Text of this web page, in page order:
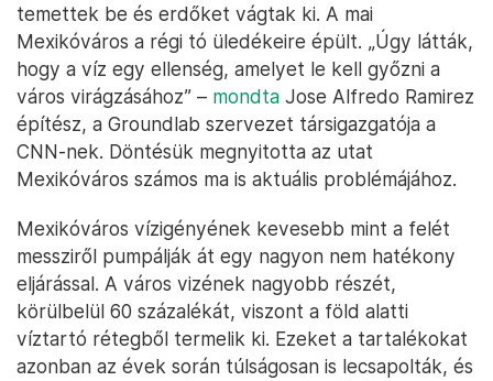
temettek be és erdőket vágtak ki. A mai
Mexikóváros a régi tó üledékeire épült. „Úgy látták,
hogy a víz egy ellenség, amelyet le kell győzni a
város virágzásához” – mondta Jose Alfredo Ramirez
építész, a Groundlab szervezet társigazgatója a
CNN-nek. Döntésük megnyitotta az utat
Mexikóváros számos ma is aktuális problémájához.
Mexikóváros vízigényének kevesebb mint a felét
messziről pumpálják át egy nagyon nem hatékony
eljárással. A város vizének nagyobb részét,
körülbelül 60 százalékát, viszont a föld alatti
víztartó rétegből termelik ki. Ezeket a tartalékokat
azonban az évek során túlságosan is lecsapolták, és